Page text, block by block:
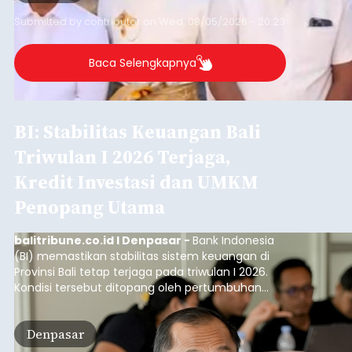
Submitted by contributor Wed, 08/05/2026 - 20:23
Baca Selengkapnya
BI: Stabilitas Keuangan Bali
Triwulan I 2026 Terjaga,
Kredit Investasi dan UMKM
Penopang Utama
balitribune.co.id I Denpasar - Bank Indonesia
(BI) memastikan stabilitas sistem keuangan di
Provinsi Bali tetap terjaga pada triwulan I 2026.
Kondisi tersebut ditopang oleh pertumbuhan
penyaluran kredit yang masih positif, terutama
pada sektor-sektor utama penggerak ekonomi
daerah, dengan risiko kredit yang tetap
Denpasar